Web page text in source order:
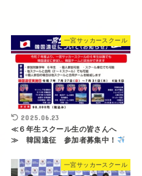
一宮サッカースクール
2025.06.23
≪６年生スクール生の皆さんへ
≫ 韓国遠征 参加者募集中！
一宮サッカースクール